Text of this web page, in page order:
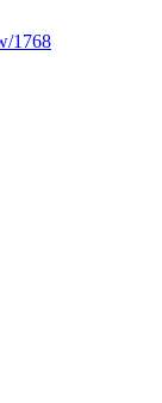
1768